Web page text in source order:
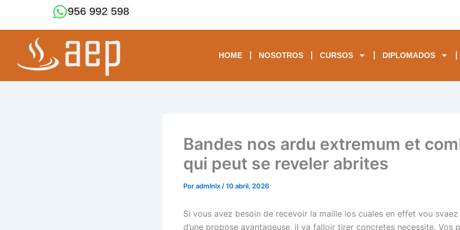
contenido
956 992 598
HOME NOSOTROS CURSOS DIPLOMADOS
Bandes nos ardu extremum et
qui peut se reveler abrites
Poradmlnlx /10 abril, 2026
Si vous avez besoin de recevoir la maille los cuales en effet vou
d’une propose avantageuse, il va falloir tirer concretes necessite. Vos